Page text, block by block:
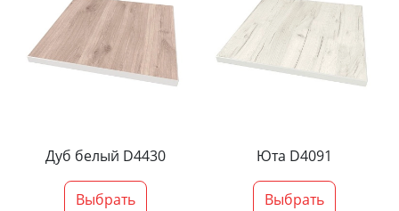
Дуб белый D4430
Выбрать
Юта D4091
Выбрать